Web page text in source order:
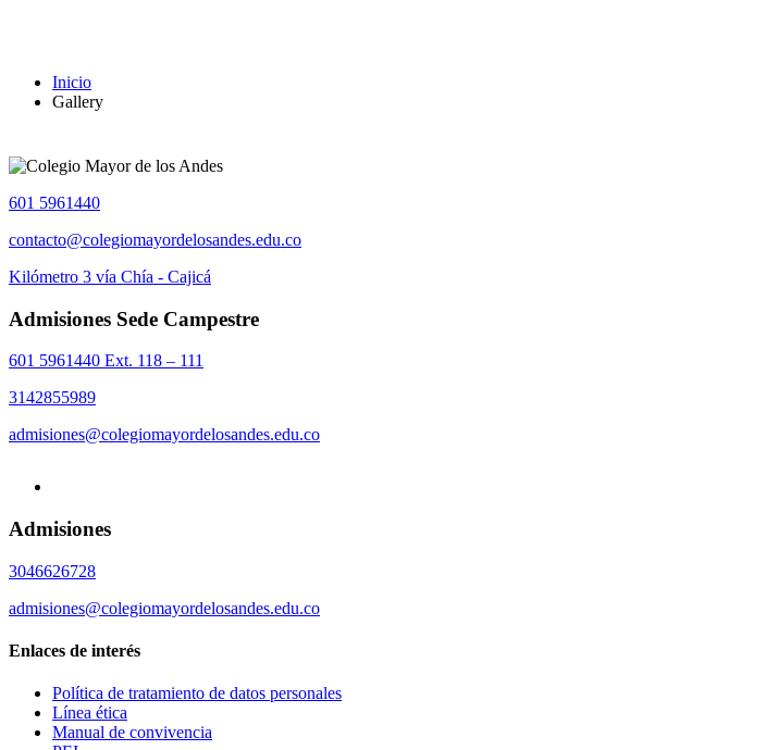
Inicio
Gallery
601 5961440
contacto@colegiomayordelosandes.edu.co
Kilómetro 3 vía Chía - Cajicá
Admisiones Sede Campestre
601 5961440 Ext. 118 – 111
3142855989
admisiones@colegiomayordelosandes.edu.co
Admisiones
3046626728
admisiones@colegiomayordelosandes.edu.co
Enlaces de interés
Política de tratamiento de datos personales
Línea ética
Manual de convivencia